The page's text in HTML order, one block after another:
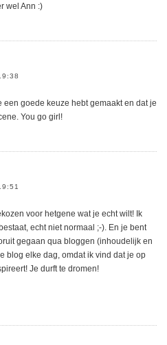
wel Ann :)
goede keuze hebt gemaakt en dat je
You go girl!
voor hetgene wat je echt wilt! Ik
echt niet normaal ;-). En je bent
gegaan qua bloggen (inhoudelijk en
blog elke dag, omdat ik vind dat je op
Je durft te dromen!